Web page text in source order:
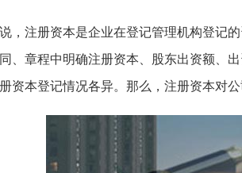
，注册资本是企业在登记管理机构登记
、章程中明确注册资本、股东出资额、
资本登记情况各异。那么，注册资本对